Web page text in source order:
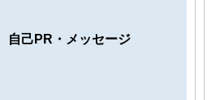
自己PR・メッセージ